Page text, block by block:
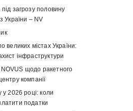
загрозу половину
України – NV
великих містах України:
інфраструктури
щодо ракетного
компанії
у 2026 році: коли
податки